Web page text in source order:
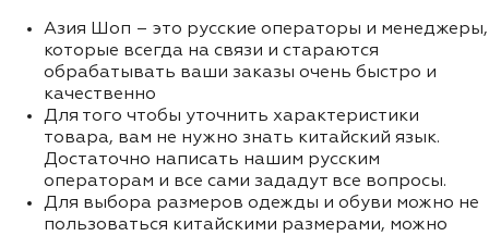
Азия Шоп – это русские операторы и менеджеры,
которые всегда на связи и стараются
обрабатывать ваши заказы очень быстро и
качественно
Для того чтобы уточнить характеристики
товара, вам не нужно знать китайский язык.
Достаточно написать нашим русским
операторам и все сами зададут все вопросы.
Для выбора размеров одежды и обуви можно не
пользоваться китайскими размерами, можно